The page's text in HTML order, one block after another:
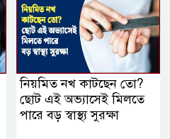
নিয়মিত নখ কাটছেন তো?
ছোট এই অভ্যাসেই মিলতে
পারে বড় স্বাস্থ্য সুরক্ষা